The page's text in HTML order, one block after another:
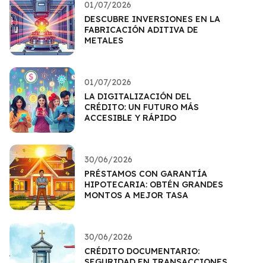
01/07/2026
DESCUBRE INVERSIONES EN LA
FABRICACIÓN ADITIVA DE
METALES
01/07/2026
LA DIGITALIZACIÓN DEL
CRÉDITO: UN FUTURO MÁS
ACCESIBLE Y RÁPIDO
30/06/2026
PRÉSTAMOS CON GARANTÍA
HIPOTECARIA: OBTÉN GRANDES
MONTOS A MEJOR TASA
30/06/2026
CRÉDITO DOCUMENTARIO: